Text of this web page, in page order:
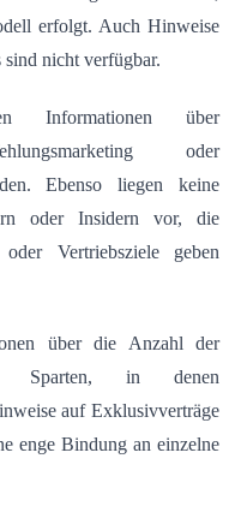
erfolgt. Auch Hinweise
nicht verfügbar.
Informationen über
oder
Ebenso liegen keine
oder Insidern vor, die
Vertriebsziele geben
über die Anzahl der
Sparten, in denen
auf Exklusivverträge
enge Bindung an einzelne